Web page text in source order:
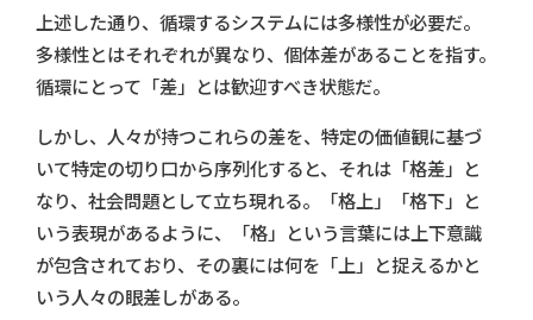
上述した通り、循環するシステムには多様性が必要だ。
多様性とはそれぞれが異なり、個体差があることを指す。
循環にとって「差」とは歓迎すべき状態だ。
しかし、人々が持つこれらの差を、特定の価値観に基づ
いて特定の切り口から序列化すると、それは「格差」と
なり、社会問題として立ち現れる。「格上」「格下」と
いう表現があるように、「格」という言葉には上下意識
が包含されており、その裏には何を「上」と捉えるかと
いう人々の眼差しがある。